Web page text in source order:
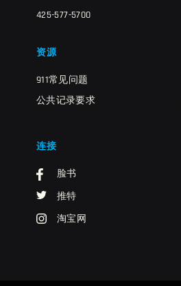
425-577-5700
资源
911常见问题
公共记录要求
连接
脸书
推特
淘宝网